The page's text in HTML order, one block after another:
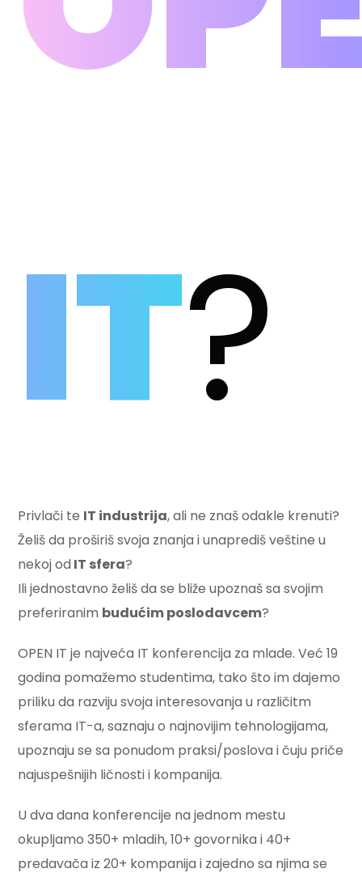
IT?
Privlači te IT industrija, ali ne znaš odakle krenuti?
Želiš da proširiš svoja znanja i unaprediš veštine u
nekoj od IT sfera?
Ili jednostavno želiš da se bliže upoznaš sa svojim
preferiranim budućim poslodavcem?
OPEN IT je najveća IT konferencija za mlade. Već 19
godina pomažemo studentima, tako što im dajemo
priliku da razviju svoja interesovanja u različitm
sferama IT-a, saznaju o najnovijim tehnologijama,
upoznaju se sa ponudom praksi/poslova i čuju priče
najuspešnijih ličnosti i kompanija.
U dva dana konferencije na jednom mestu
okupljamo 350+ mladih, 10+ govornika i 40+
predavača iz 20+ kompanija i zajedno sa njima se